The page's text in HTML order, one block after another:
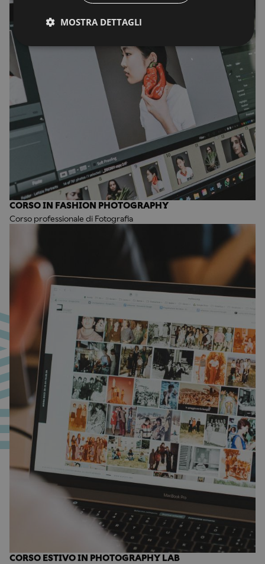
CORSO IN FASHION PHOTOGRAPHY
Corso professionale di Fotografia
CORSO ESTIVO IN PHOTOGRAPHY LAB
MOSTRA DETTAGLI